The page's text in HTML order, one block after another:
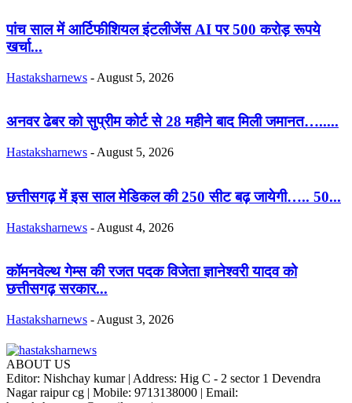
पांच साल में आर्टिफीशियल इंटलीजेंस AI पर 500 करोड़ रूपये
खर्चा...
Hastaksharnews - August 5, 2026
अनवर ढेबर को सुप्रीम कोर्ट से 28 महीने बाद मिली जमानत….....
Hastaksharnews - August 5, 2026
छत्तीसगढ़ में इस साल मेडिकल की 250 सीट बढ़ जायेगी….. 50...
Hastaksharnews - August 4, 2026
कॉमनवेल्थ गेम्स की रजत पदक विजेता ज्ञानेश्वरी यादव को
छत्तीसगढ़ सरकार...
Hastaksharnews - August 3, 2026
ABOUT US
Editor: Nishchay kumar | Address: Hig C - 2 sector 1 Devendra
Nagar raipur cg | Mobile: 9713138000 | Email: